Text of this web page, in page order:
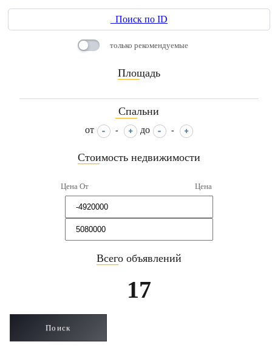
Поиск по ID
только рекомендуемые
Площадь
____
Спальни
____
от - до -
Стоимость недвижимости
____
Цена От Цена
Всего объявлений
____
17